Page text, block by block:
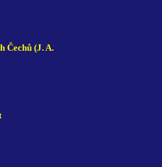
Čechů (J. A.